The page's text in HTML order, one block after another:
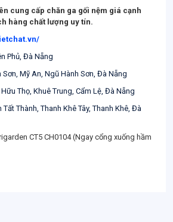
cung cấp chăn ga gối nệm giá cạnh
hàng chất lượng uy tín.
Phủ, Đà Nẵng
Sơn, Mỹ An, Ngũ Hành Sơn, Đà Nẵng
Thọ, Khuê Trung, Cẩm Lệ, Đà Nẵng
Thành, Thanh Khê Tây, Thanh Khê, Đà
CT5 CH0104 (Ngay cổng xuống hầm